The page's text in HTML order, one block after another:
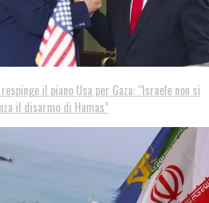
il piano Usa per Gaza: “Israele non si
il disarmo di Hamas”